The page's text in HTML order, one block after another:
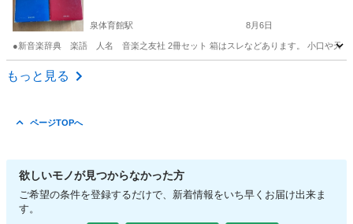
泉体育館駅 8月6日
●新音楽辞典 楽語 人名 音楽之友社 2冊セット 箱はスレなどあります。 小口や天の
東京 立川市
もっと見る
ページTOPへ
欲しいモノが見つからなかった方
ご希望の条件を登録するだけで、新着情報をいち早くお届け出来ま
す。